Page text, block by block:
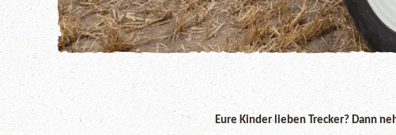
Eure Kinder lieben Trecker? Dann